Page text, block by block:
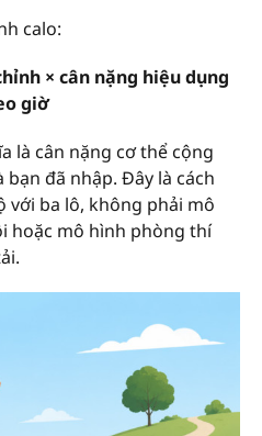
calo:
× cân nặng hiệu dụng
giờ
là cân nặng cơ thể cộng
đã nhập. Đây là cách
với ba lô, không phải mô
hoặc mô hình phòng thí